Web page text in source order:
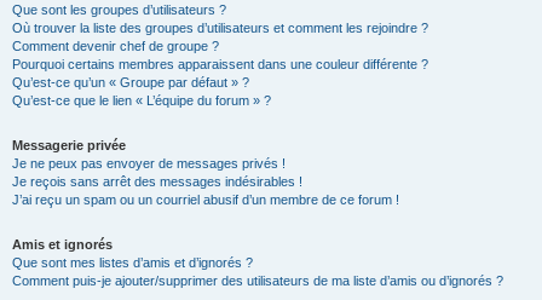
Que sont les groupes d’utilisateurs ?
Où trouver la liste des groupes d’utilisateurs et comment les rejoindre ?
Comment devenir chef de groupe ?
Pourquoi certains membres apparaissent dans une couleur différente ?
Qu’est-ce qu’un « Groupe par défaut » ?
Qu’est-ce que le lien « L’équipe du forum » ?
Messagerie privée
Je ne peux pas envoyer de messages privés !
Je reçois sans arrêt des messages indésirables !
J’ai reçu un spam ou un courriel abusif d’un membre de ce forum !
Amis et ignorés
Que sont mes listes d’amis et d’ignorés ?
Comment puis-je ajouter/supprimer des utilisateurs de ma liste d’amis ou d’ignorés ?